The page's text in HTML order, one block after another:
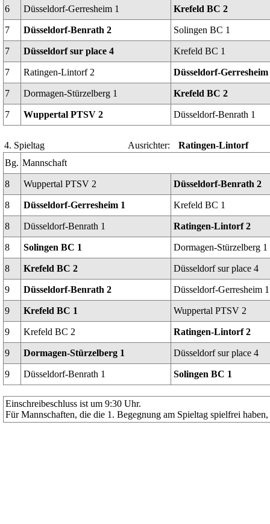
6 Düsseldorf-Gerresheim 1 Krefeld BC 2
7 Düsseldorf-Benrath 2 Solingen BC 1
7 Düsseldorf sur place 4 Krefeld BC 1
7 Ratingen-Lintorf 2 Düsseldorf-Gerresheim
7 Dormagen-Stürzelberg 1 Krefeld BC 2
7 Wuppertal PTSV 2 Düsseldorf-Benrath 1
4. Spieltag Ausrichter:
Ratingen-Lintorf
Bg. Mannschaft
8 Wuppertal PTSV 2 Düsseldorf-Benrath 2
8 Düsseldorf-Gerresheim 1 Krefeld BC 1
8 Düsseldorf-Benrath 1 Ratingen-Lintorf 2
8 Solingen BC 1 Dormagen-Stürzelberg 1
8 Krefeld BC 2 Düsseldorf sur place 4
9 Düsseldorf-Benrath 2 Düsseldorf-Gerresheim 1
9 Krefeld BC 1 Wuppertal PTSV 2
9 Krefeld BC 2 Ratingen-Lintorf 2
9 Dormagen-Stürzelberg 1 Düsseldorf sur place 4
9 Düsseldorf-Benrath 1 Solingen BC 1
Einschreibeschluss ist um 9:30 Uhr.
Für Mannschaften, die die 1. Begegnung am Spieltag spielfrei